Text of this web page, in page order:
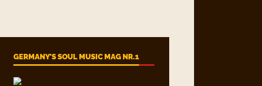
GERMANY’S SOUL MUSIC MAG NR.1